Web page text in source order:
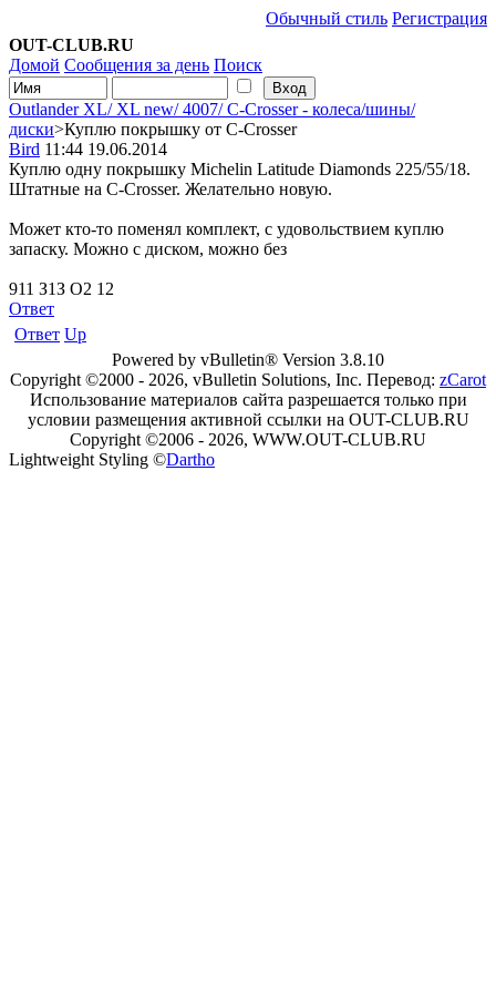
Обычный стиль Регистрация
OUT-CLUB.RU
Домой Сообщения за день Поиск
Outlander XL/ XL new/ 4007/ C-Сrosser - колеса/шины/
диски>Куплю покрышку от C-Crosser
Bird 11:44 19.06.2014
Куплю одну покрышку Michelin Latitude Diamonds 225/55/18.
Штатные на C-Crosser. Желательно новую.
Может кто-то поменял комплект, с удовольствием куплю
запаску. Можно с диском, можно без
911 З1З О2 12
Ответ
Ответ Up
Powered by vBulletin® Version 3.8.10
Copyright ©2000 - 2026, vBulletin Solutions, Inc. Перевод: zCarot
Использование материалов сайта разрешается только при
условии размещения активной ссылки на OUT-CLUB.RU
Copyright ©2006 - 2026, WWW.OUT-CLUB.RU
Lightweight Styling ©Dartho